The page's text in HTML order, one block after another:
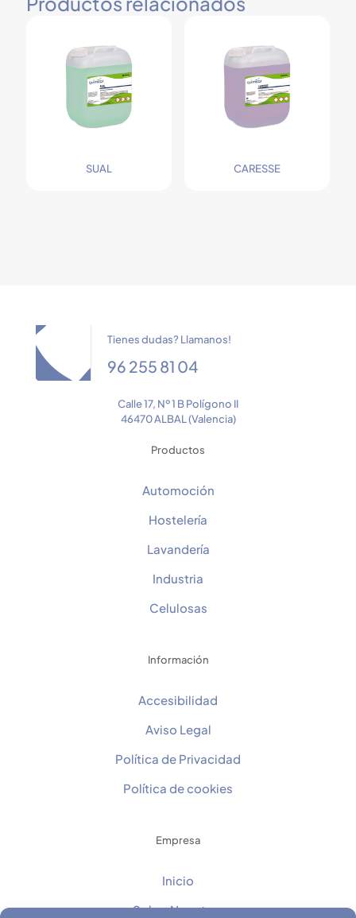
SUAL CARESSE
Tienes dudas? Llamanos!
96 255 81 04
Calle 17, Nº 1 B Polígono II
46470 ALBAL (Valencia)
Productos
Automoción
Hostelería
Lavandería
Industria
Celulosas
Información
Accesibilidad
Aviso Legal
Política de Privacidad
Política de cookies
Empresa
Inicio
Sobre Nosotros